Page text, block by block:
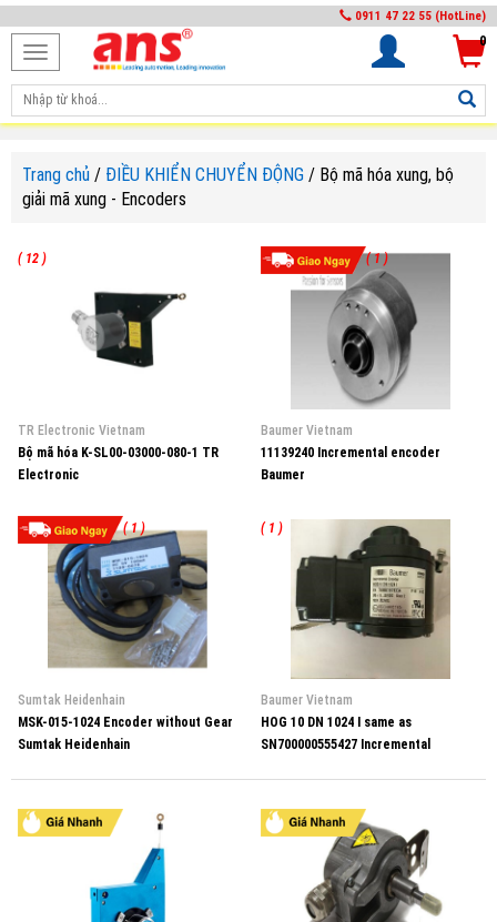
0911 47 22 55 (HotLine)
Toggle
navigation
0
Trang chủ / ĐIỀU KHIỂN CHUYỂN ĐỘNG / Bộ mã hóa xung, bộ
giải mã xung - Encoders
( 12 )
TR Electronic Vietnam
Bộ mã hóa K-SL00-03000-080-1 TR
Electronic
( 1 )
Baumer Vietnam
11139240 Incremental encoder
Baumer
( 1 )
Sumtak Heidenhain
MSK-015-1024 Encoder without Gear
Sumtak Heidenhain
( 1 )
Baumer Vietnam
HOG 10 DN 1024 I same as
SN700000555427 Incremental